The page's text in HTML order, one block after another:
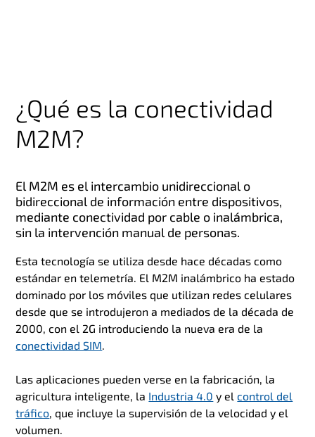
¿Qué es la conectividad
M2M?
El M2M es el intercambio unidireccional o
bidireccional de información entre dispositivos,
mediante conectividad por cable o inalámbrica,
sin la intervención manual de personas.
Esta tecnología se utiliza desde hace décadas como
estándar en telemetría. El M2M inalámbrico ha estado
dominado por los móviles que utilizan redes celulares
desde que se introdujeron a mediados de la década de
2000, con el 2G introduciendo la nueva era de la
conectividad SIM.
Las aplicaciones pueden verse en la fabricación, la
agricultura inteligente, la Industria 4.0 y elcontrol del
tráfico, que incluye la supervisión de la velocidad y el
volumen.